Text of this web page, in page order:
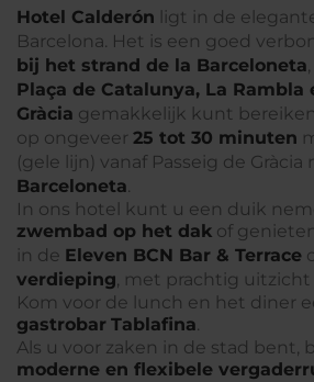
Hotel Calderón ligt in de
Barcelona. Het is een goed
bij het strand de la Barceloneta
Plaça de Catalunya, La Rambla
Gràcia gemakkelijk kunt
op ongeveer 25 tot 30 minuten
(gele lijn) vanaf Passeig de Gràcia
Barceloneta.
In ons hotel kunt u een duik
zwembad op het dak of
in de Eleven BCN Bar & Terrace
verdieping, met prachtig uitzicht
Kom voor de lunch en het diner
gastrobar Tablafina.
Als u voor zaken in de stad bent,
moderne en flexibele